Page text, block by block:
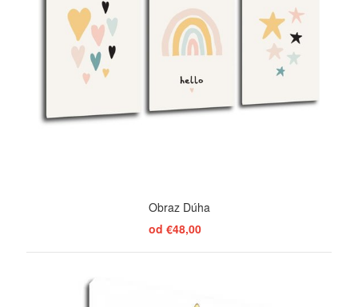
Obraz Dúha
od €48,00